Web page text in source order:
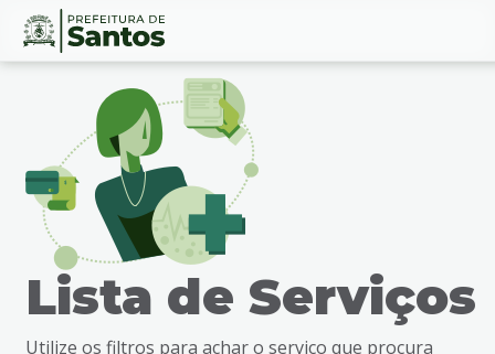
Ir
Conteúdo
Lista de Serviços
Utilize os filtros para achar o serviço que procura